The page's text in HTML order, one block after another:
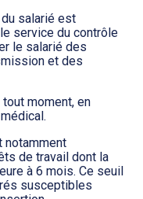
du salarié est
service du contrôle
le salarié des
et des
moment, en
notamment
de travail dont la
à 6 mois. Ce seuil
susceptibles